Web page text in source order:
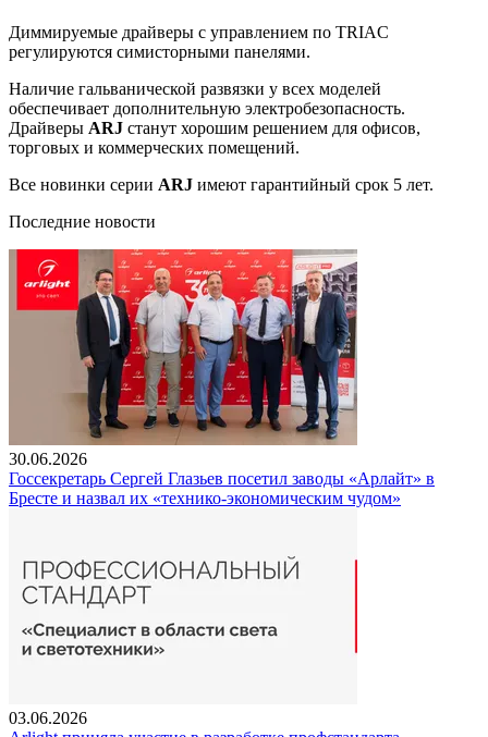
Диммируемые драйверы с управлением по TRIAC
регулируются симисторными панелями.
Наличие гальванической развязки у всех моделей
обеспечивает дополнительную электробезопасность.
Драйверы ARJ станут хорошим решением для офисов,
торговых и коммерческих помещений.
Все новинки серии ARJ имеют гарантийный срок 5 лет.
Последние новости
30.06.2026
Госсекретарь Сергей Глазьев посетил заводы «Арлайт» в
Бресте и назвал их «технико-экономическим чудом»
03.06.2026